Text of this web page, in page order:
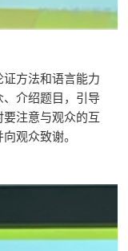
方法和语言能力
介绍题目，引导
注意与观众的互
观众致谢。